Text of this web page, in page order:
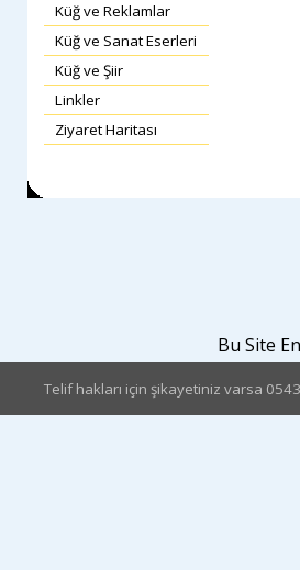
Küğ ve Reklamlar
Küğ ve Sanat Eserleri
Küğ ve Şiir
Linkler
Ziyaret Haritası
Bu Site
Telif hakları için şikayetiniz varsa